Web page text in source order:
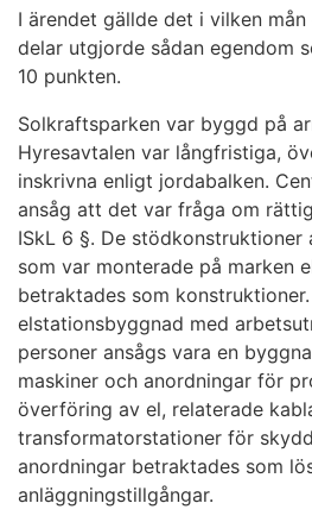
I ärendet gällde det i vilken
delar utgjorde sådan egendom
10 punkten.
Solkraftsparken var byggd på
Hyresavtalen var långfristiga,
inskrivna enligt jordabalken.
ansåg att det var fråga om
ISkL 6 §. De
som var monterade på marken
betraktades som
elstationsbyggnad med
personer ansågs vara en
maskiner och anordningar för
överföring av el, relaterade
transformatorstationer för
anordningar betraktades som
anläggningstillgångar.